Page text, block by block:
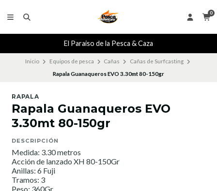
0
El Paraiso de la Pesca & Caza
Inicio Equipos de pesca Cañas
Cañas de Surfcasting
Rapala Guanaqueros EVO 3.30mt 80-150gr
RAPALA
Rapala Guanaqueros EVO
3.30mt 80-150gr
DESCRIPCIÓN
Medida: 3.30 metros
Acción de lanzado XH 80-150Gr
Anillas: 6 Fuji
Tramos: 3
Peso: 360Gr